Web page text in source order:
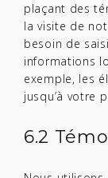
plaçant des
la visite de
besoin de
informations
exemple, les
jusqu’à votre
6.2